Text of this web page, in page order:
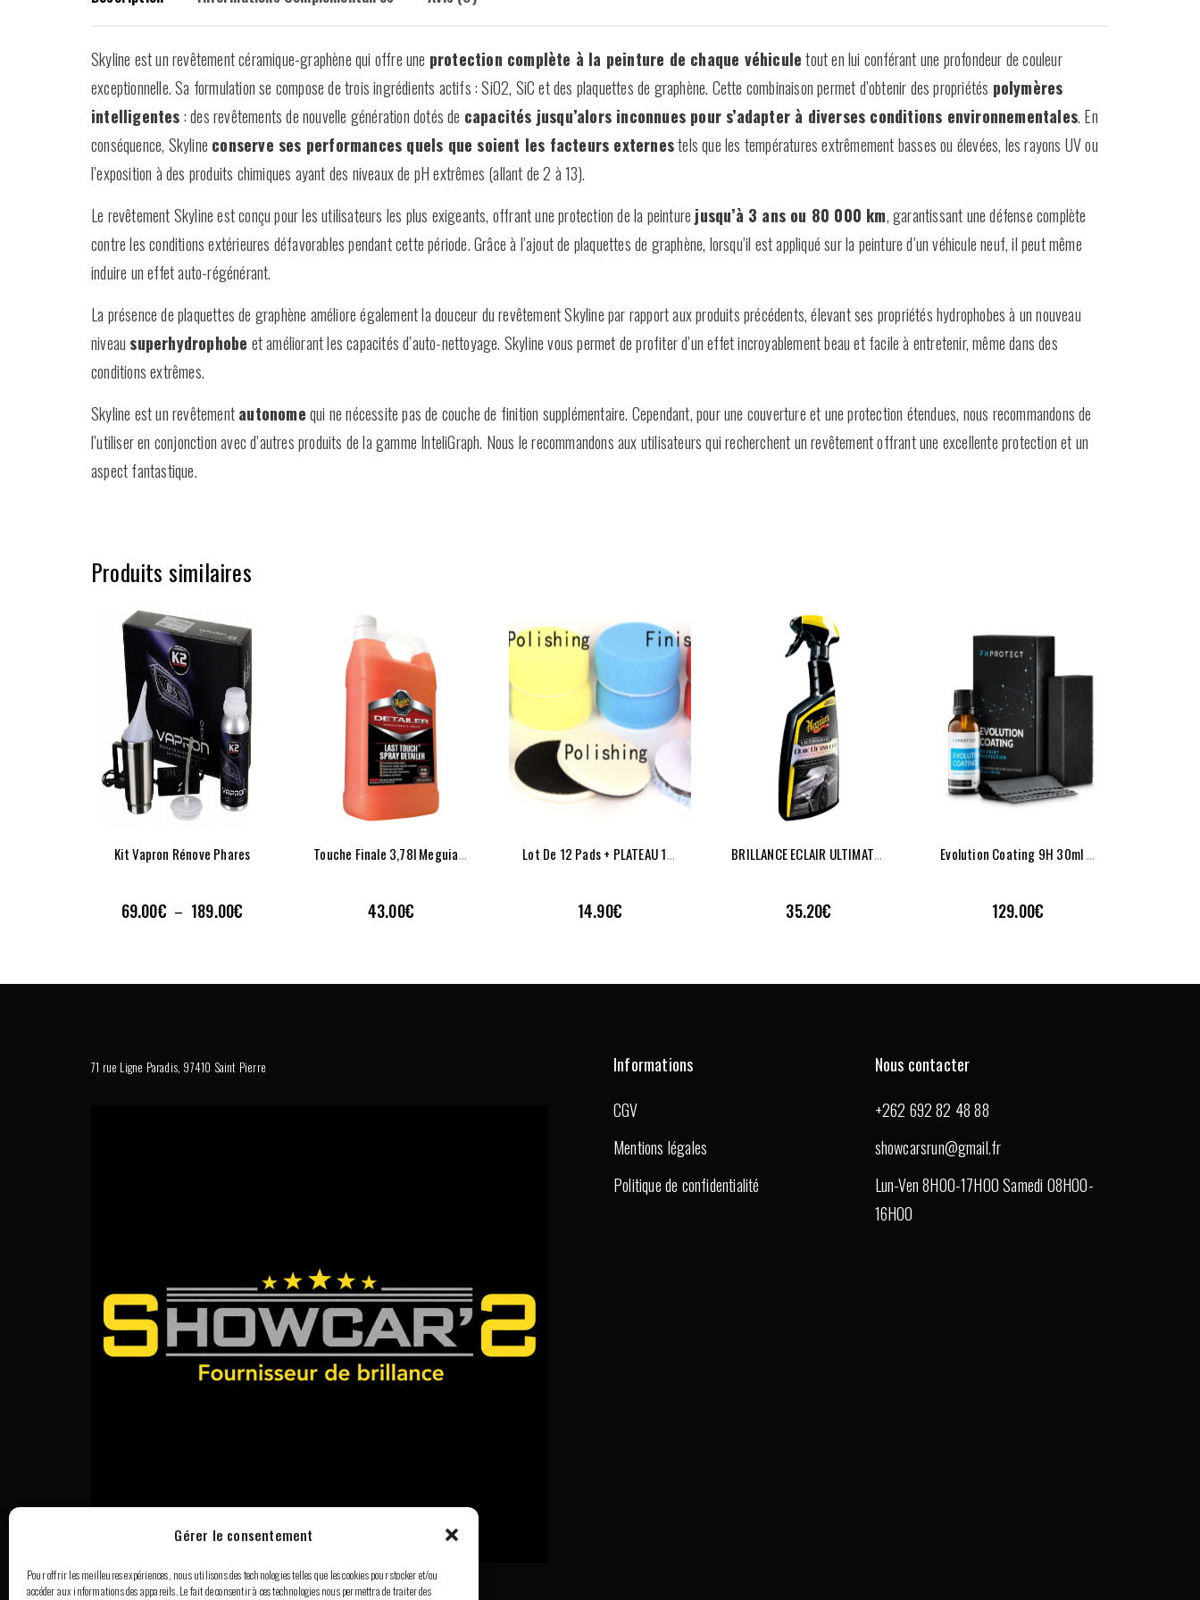
Gérer le consentement
Pour offrir les meilleures expériences, nous utilisons des technologies telles que les cookies pour stocker et/ou
accéder aux informations des appareils. Le fait de consentir à ces technologies nous permettra de traiter des
Skyline est un revêtement céramique-graphène qui offre une protection complète à la peinture de chaque véhiculetout en lui conférant une profondeur de couleur
exceptionnelle. Sa formulation se compose de trois ingrédients actifs : SiO2, SiC et des plaquettes de graphène. Cette combinaison permet d’obtenir des propriétés polymères
intelligentes: des revêtements de nouvelle génération dotés de capacités jusqu’alors inconnues pour s’adapter à diverses conditions environnementales. En
conséquence, Skyline conserve ses performances quels que soient les facteurs externestels que les températures extrêmement basses ou élevées, les rayons UV ou
l’exposition à des produits chimiques ayant des niveaux de pH extrêmes (allant de 2 à 13).
Le revêtement Skyline est conçu pour les utilisateurs les plus exigeants, offrant une protection de la peinture jusqu’à 3 ans ou 80 000 km, garantissant une défense complète
contre les conditions extérieures défavorables pendant cette période. Grâce à l’ajout de plaquettes de graphène, lorsqu’il est appliqué sur la peinture d’un véhicule neuf, il peut même
induire un effet auto-régénérant.
La présence de plaquettes de graphène améliore également la douceur du revêtement Skyline par rapport aux produits précédents, élevant ses propriétés hydrophobes à un nouveau
niveau superhydrophobe et améliorant les capacités d’auto-nettoyage. Skyline vous permet de profiter d’un effet incroyablement beau et facile à entretenir, même dans des
conditions extrêmes.
Skyline est un revêtementautonomequi ne nécessite pas de couche de finition supplémentaire. Cependant, pour une couverture et une protection étendues, nous recommandons de
l’utiliser en conjonction avec d’autres produits de la gamme InteliGraph. Nous le recommandons aux utilisateurs qui recherchent un revêtement offrant une excellente protection et un
aspect fantastique.
Produits similaires
Kit Vapron Rénove Phares
69.00€ – 189.00€
T
Ouche Finale 3,78l Meguiar’s D15501
43.00€
L
Ot De 12 Pads + PLATEAU 1,5″
14.90€
B
RILLANCE ECLAIR ULTIMATE MEGUIARS
35.20€
E
Volution Coating 9H 30ml (céramique 3 ANS) – FX PROTECT
129.00€
71 rue Ligne Paradis, 97410 Saint Pierre
Informations
CGV
Mentions légales
Politique de confidentialité
Nous contacter
+262 692 82 48 88
showcarsrun@gmail.fr
Lun-Ven 8H00-17H00 Samedi 08H00-
16H00